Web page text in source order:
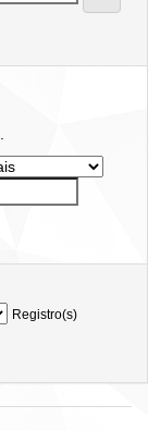
Registro(s)